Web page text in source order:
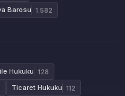
Barosu 1.582
Hukuku 128
Ticaret Hukuku 112